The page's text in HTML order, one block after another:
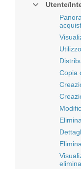
Utente/
Copia